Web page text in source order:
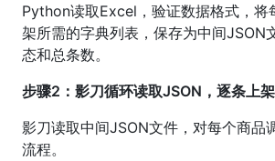
Python读取Excel，验证数据格式，将
架所需的字典列表，保存为中间JSON
态和总条数。
步骤2：影刀循环读取JSON，逐条上架
影刀读取中间JSON文件，对每个商品
流程。